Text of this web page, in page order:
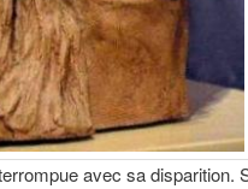
avec sa disparition.